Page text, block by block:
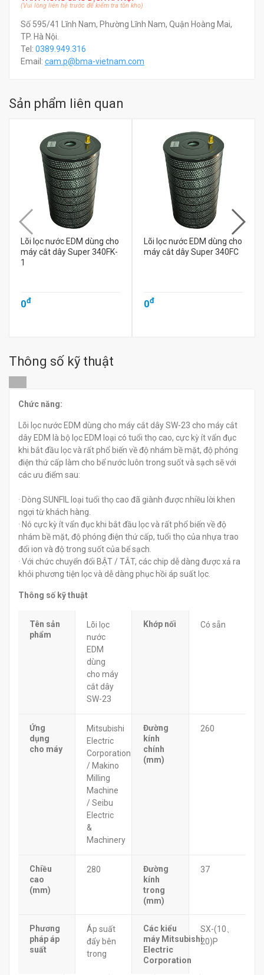
(Vui lòng liên hệ trước để kiểm tra tồn kho)
Số 595/41 Lĩnh Nam, Phường Lĩnh Nam, Quận Hoàng Mai,
TP. Hà Nội.
Tel: 0389.949.316
Email: cam.p@bma-vietnam.com
Sản phẩm liên quan
Lõi lọc nước EDM dùng cho
máy cắt dây Super 340FK-
1
0đ
Lõi lọc nước EDM dùng cho
máy cắt dây Super 340FC
0đ
Thông số kỹ thuật
Chức năng:
Lõi lọc nước EDM dùng cho máy cắt dây SW-23 cho máy cắt
dây EDM là bộ lọc EDM loại có tuổi thọ cao, cực kỳ ít vẩn đục
khi bắt đầu lọc và rất phổ biến về độ nhám bề mặt, độ phóng
điện thứ cấp làm cho bể nước luôn trong suốt và sạch sẽ với
các ưu điểm sau:
· Dòng SUNFIL loại tuổi thọ cao đã giành được nhiều lời khen
ngợi từ khách hàng.
· Nó cực kỳ ít vẩn đục khi bắt đầu lọc và rất phổ biến về độ
nhám bề mặt, độ phóng điện thứ cấp, tuổi thọ của nhựa trao
đổi ion và độ trong suốt của bể sạch.
· Với chức chuyển đổi BẬT / TẮT, các chip dễ dàng được xả ra
khỏi phương tiện lọc và dễ dàng phục hồi áp suất lọc.
Thông số kỹ thuật
Tên sản
phẩm
Lõi lọc
nước
EDM
dùng
cho máy
cắt dây
SW-23
Khớp nối Có sẵn
Ứng
dụng
cho máy
Mitsubishi
Electric
Corporation
/ Makino
Milling
Machine
/ Seibu
Electric
&
Machinery
Đường
kính
chính
(mm)
260
Chiều
cao
(mm)
280
Đường
kính
trong
(mm)
37
Phương
pháp áp
suất
Áp suất
đẩy bên
trong
Các kiểu
máy Mitsubishi
Electric
Corporation
SX-(10、
20)P